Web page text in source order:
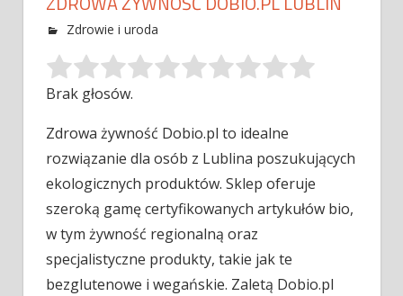
Zdrowie i uroda
Brak głosów.
Zdrowa żywność Dobio.pl to idealne
rozwiązanie dla osób z Lublina poszukujących
ekologicznych produktów. Sklep oferuje
szeroką gamę certyfikowanych artykułów bio,
w tym żywność regionalną oraz
specjalistyczne produkty, takie jak te
bezglutenowe i wegańskie. Zaletą Dobio.pl